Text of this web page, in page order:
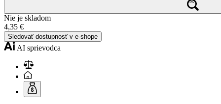
Nie je skladom
4,35 €
Sledovať dostupnosť v e-shope
AI sprievodca